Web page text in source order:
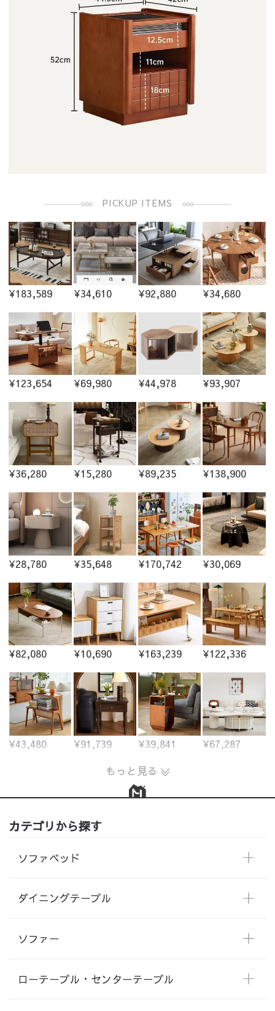
PICKUP ITEMS
¥183,589 ¥34,610 ¥92,880 ¥34,680
¥123,654 ¥69,980 ¥44,978 ¥93,907
¥36,280 ¥15,280 ¥89,235 ¥138,900
¥28,780 ¥35,648 ¥170,742 ¥30,069
¥82,080 ¥10,690 ¥163,239 ¥122,336
¥43,480 ¥91,739 ¥39,841
¥67,287
もっと見る
カテゴリから探す
ソファベッド
ダイニングテーブル
ソファー
ローテーブル・センターテーブル